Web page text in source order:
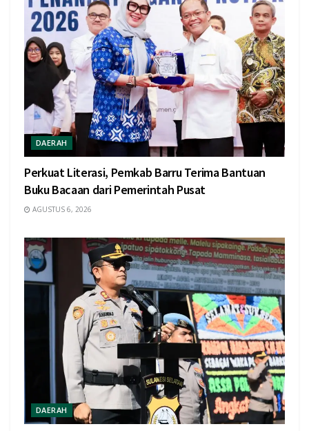
DAERAH
Perkuat Literasi, Pemkab Barru Terima Bantuan
Buku Bacaan dari Pemerintah Pusat
AGUSTUS 6, 2026
DAERAH